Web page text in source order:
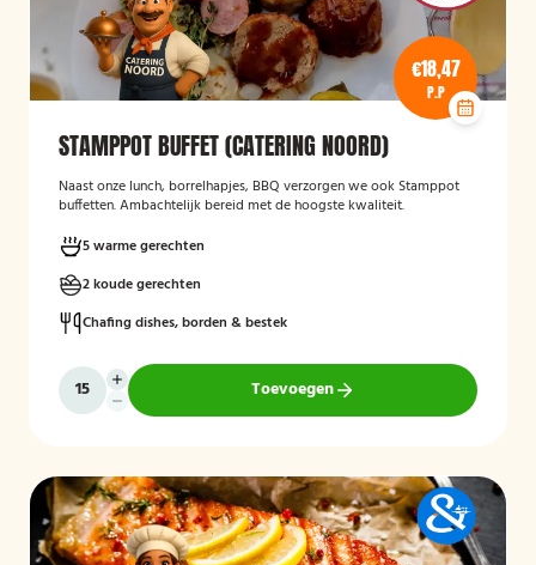
€18,47
P.P
STAMPPOT BUFFET (CATERING NOORD)
Naast onze lunch, borrelhapjes, BBQ verzorgen we ook Stamppot
buffetten. Ambachtelijk bereid met de hoogste kwaliteit.
5 warme gerechten
2 koude gerechten
Chafing dishes, borden & bestek
Toevoegen